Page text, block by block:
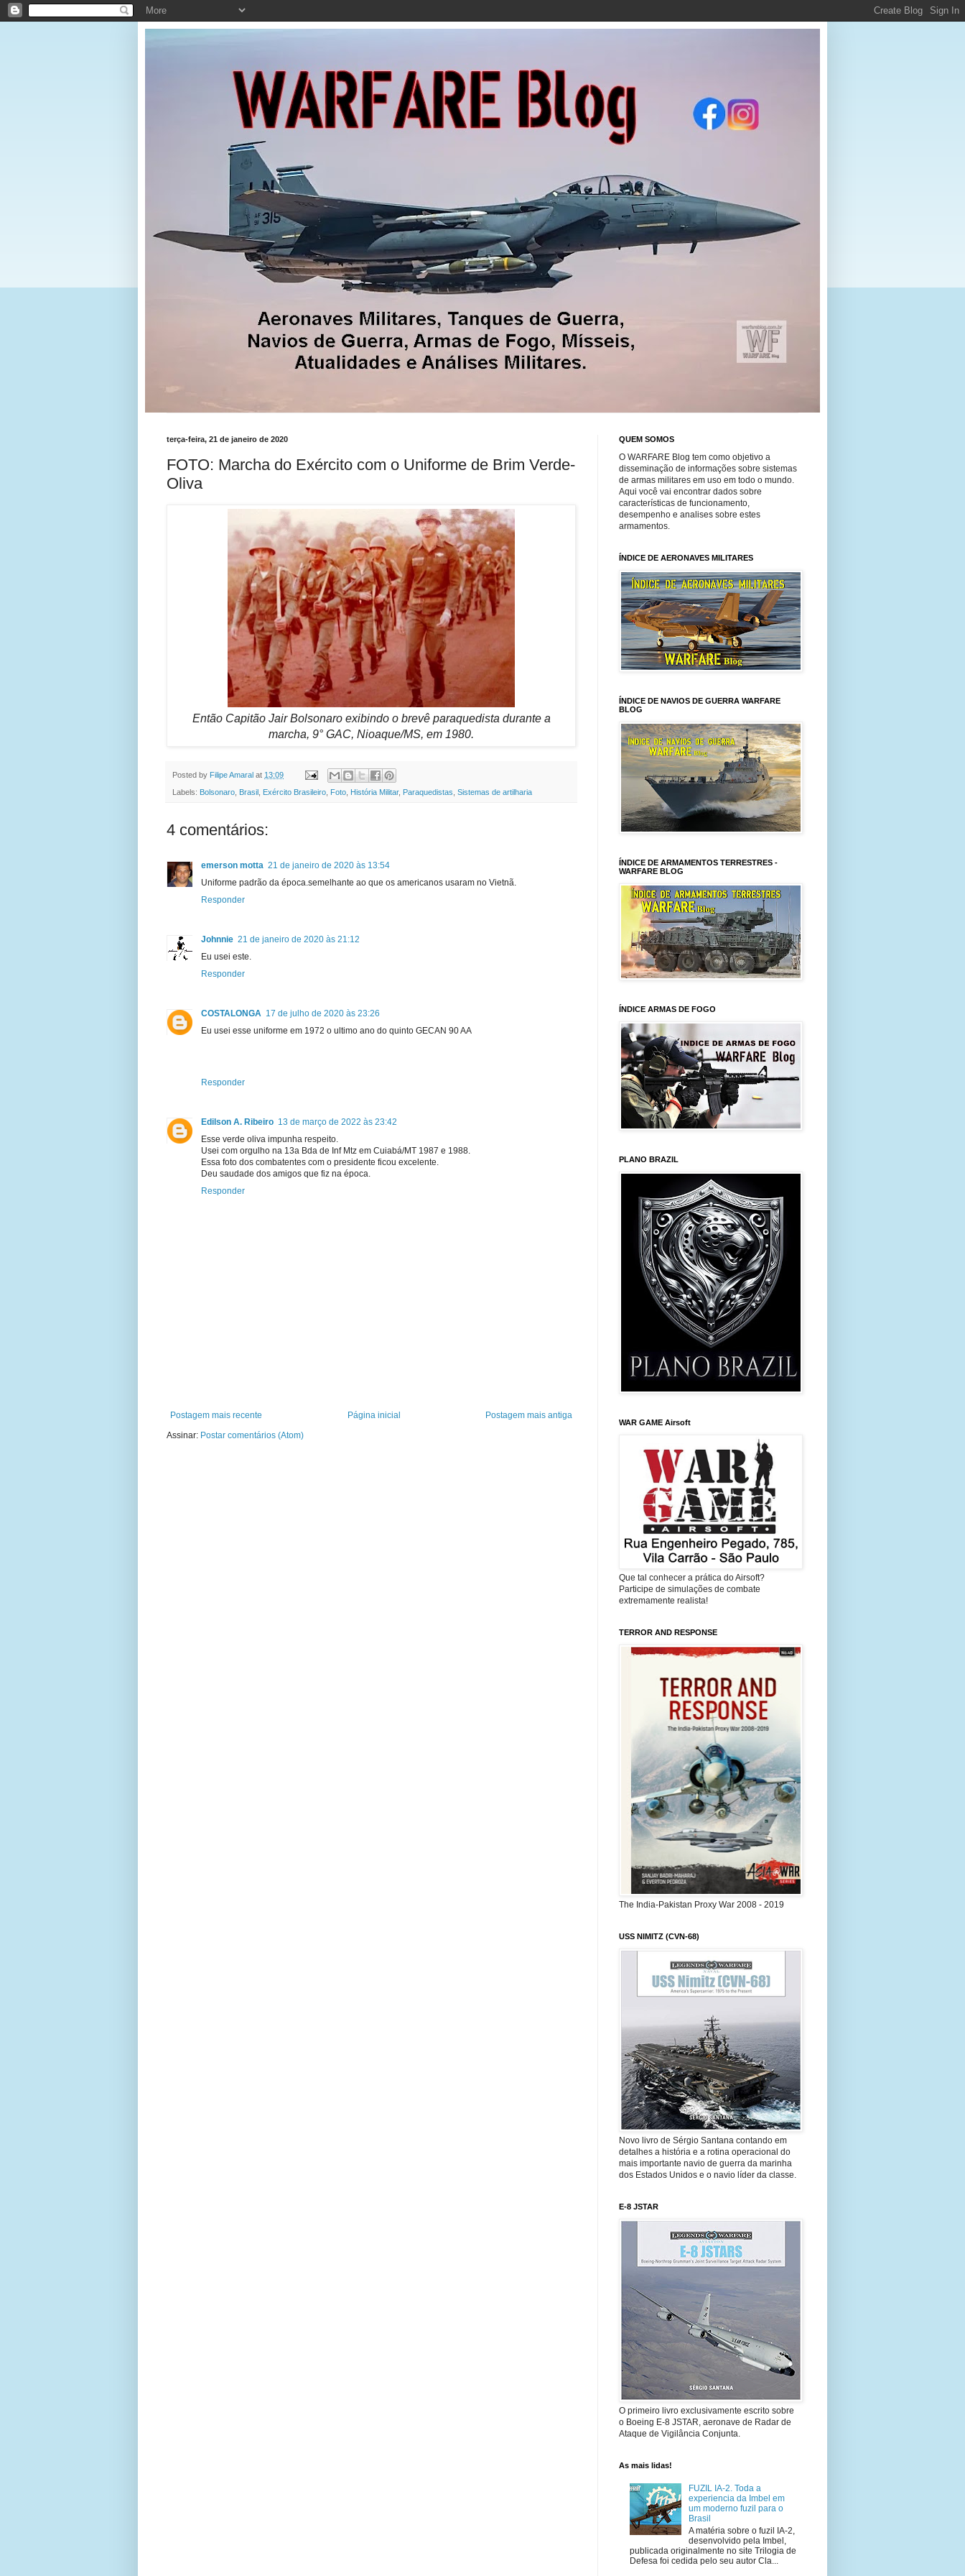
terça-feira, 21 de janeiro de 2020
FOTO: Marcha do Exército com o Uniforme de Brim Verde-
Oliva
Então Capitão Jair Bolsonaro exibindo o brevê paraquedista durante a
marcha, 9° GAC, Nioaque/MS, em 1980.
Posted by Filipe Amaral at 13:09
Labels: Bolsonaro Brasil Exército Brasileiro Foto História Militar, Paraquedistas Sistemas de artilharia
4 comentários:
emerson motta 21 de janeiro de 2020 às 13:54
Uniforme padrão da época.semelhante ao que os americanos usaram no Vietnã.
Responder
Johnnie 21 de janeiro de 2020 às 21:12
Eu usei este.
Responder
COSTALONGA 17 de julho de 2020 às 23:26
Eu usei esse uniforme em 1972 o ultimo ano do quinto GECAN 90 AA
Responder
Edilson A. Ribeiro 13 de março de 2022 às 23:42
Esse verde oliva impunha respeito.
Usei com orgulho na 13a Bda de Inf Mtz em Cuiabá/MT 1987 e 1988.
Essa foto dos combatentes com o presidente ficou excelente.
Deu saudade dos amigos que fiz na época.
Responder
Postagem mais recente Postagem mais antiga
Página inicial
Assinar: Postar comentários (Atom)
QUEM SOMOS
O WARFARE Blog tem como objetivo a
disseminação de informações sobre sistemas
de armas militares em uso em todo o mundo.
Aqui você vai encontrar dados sobre
características de funcionamento,
desempenho e analises sobre estes
armamentos.
ÍNDICE DE AERONAVES MILITARES
ÍNDICE DE NAVIOS DE GUERRA WARFARE
BLOG
ÍNDICE DE ARMAMENTOS TERRESTRES -
WARFARE BLOG
ÍNDICE ARMAS DE FOGO
PLANO BRAZIL
WAR GAME Airsoft
Que tal conhecer a prática do Airsoft?
Participe de simulações de combate
extremamente realista!
TERROR AND RESPONSE
The India-Pakistan Proxy War 2008 - 2019
USS NIMITZ (CVN-68)
Novo livro de Sérgio Santana contando em
detalhes a história e a rotina operacional do
mais importante navio de guerra da marinha
dos Estados Unidos e o navio líder da classe.
E-8 JSTAR
O primeiro livro exclusivamente escrito sobre
o Boeing E-8 JSTAR, aeronave de Radar de
Ataque de Vigilância Conjunta.
As mais lidas!
FUZIL IA-2. Toda a
experiencia da Imbel em
um moderno fuzil para o
Brasil
A matéria sobre o fuzil IA-2,
desenvolvido pela Imbel,
publicada originalmente no site Trilogia de
Defesa foi cedida pelo seu autor Cla...